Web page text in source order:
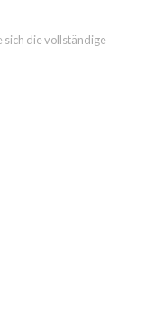
sich die vollständige